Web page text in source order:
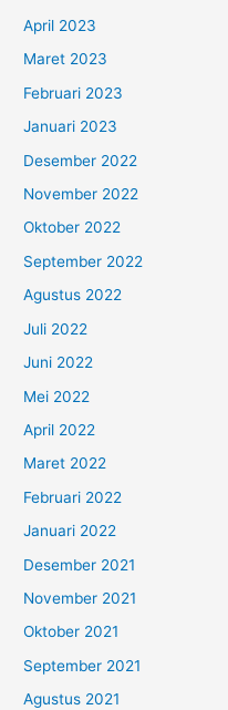
April 2023
Maret 2023
Februari 2023
Januari 2023
Desember 2022
November 2022
Oktober 2022
September 2022
Agustus 2022
Juli 2022
Juni 2022
Mei 2022
April 2022
Maret 2022
Februari 2022
Januari 2022
Desember 2021
November 2021
Oktober 2021
September 2021
Agustus 2021